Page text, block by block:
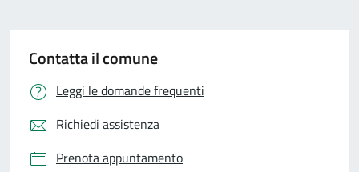
Contatta il comune
Leggi le domande frequenti
Richiedi assistenza
Prenota appuntamento